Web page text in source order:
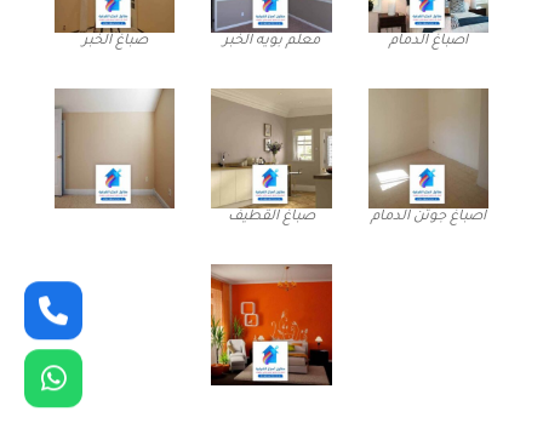
اصباغ الدمام معلم بويه الخبر صباغ الخبر
اصباغ جوتن الدمام صباغ القطيف